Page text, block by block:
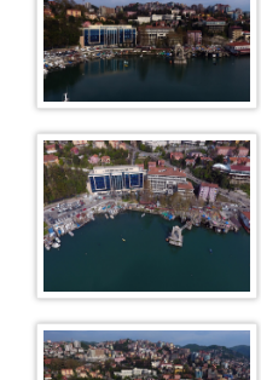
Uzlaştırma Bürosu
Talimat Bürosu
Muhabere Bürosu
Memurluk
Adli Emanet Memurluğu
Masalar
Esas Masası
KOMİSYON
ADLİ YARGI